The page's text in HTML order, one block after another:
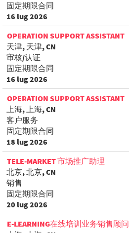
固定期限合同
16 lug 2026
OPERATION SUPPORT ASSISTANT
天津, 天津, CN
审核/认证
固定期限合同
16 lug 2026
OPERATION SUPPORT ASSISTANT
上海, 上海, CN
客户服务
固定期限合同
18 lug 2026
TELE-MARKET 市场推广助理
北京, 北京, CN
销售
固定期限合同
20 lug 2026
E-LEARNING在线培训业务销售顾问